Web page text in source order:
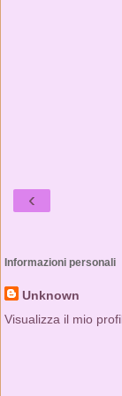
‹
Informazioni personali
Unknown
Visualizza il mio